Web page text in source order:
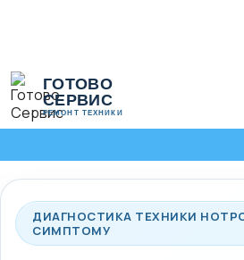
Перейти
содержимому
ГОТОВО
СЕРВИС
РЕМОНТ ТЕХНИКИ
ДИАГНОСТИКА ТЕХНИКИ
СИМПТОМУ